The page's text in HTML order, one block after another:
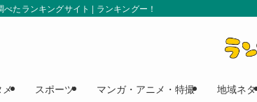
たランキングサイト | ランキングー！
メ スポーツ マンガ・アニメ・特撮 地域ネタ